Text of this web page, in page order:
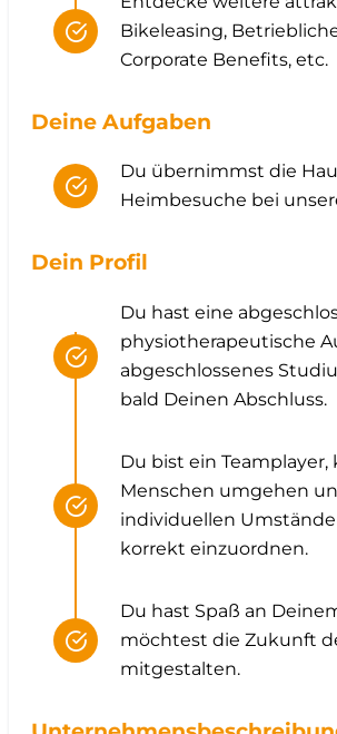
Bikeleasing,
Corporate Benefits, etc.
Deine Aufgaben
Du übernimmst die
Heimbesuche bei
Dein Profil
Du hast eine
physiotherapeutische
abgeschlossenes
bald Deinen Abschluss.
Du bist ein
Menschen umgehen
individuellen
korrekt einzuordnen.
Du hast Spaß an
möchtest die Zukunft
mitgestalten.